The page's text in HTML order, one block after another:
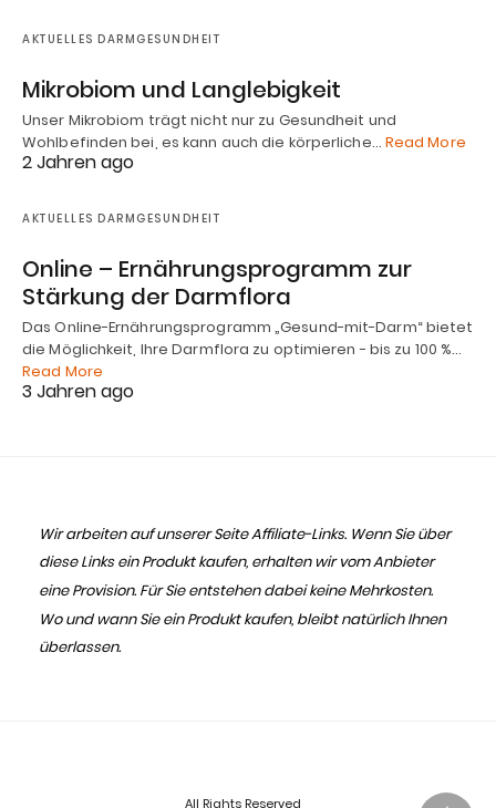
AKTUELLES DARMGESUNDHEIT
Mikrobiom und Langlebigkeit
Unser Mikrobiom trägt nicht nur zu Gesundheit und
Wohlbefinden bei, es kann auch die körperliche… Read More
2 Jahren ago
AKTUELLES DARMGESUNDHEIT
Online – Ernährungsprogramm zur
Stärkung der Darmflora
Das Online-Ernährungsprogramm „Gesund-mit-Darm“ bietet
die Möglichkeit, Ihre Darmflora zu optimieren - bis zu 100 %…
Read More
3 Jahren ago
Wir arbeiten auf unserer Seite Affiliate-Links. Wenn Sie über
diese Links ein Produkt kaufen, erhalten wir vom Anbieter
eine Provision. Für Sie entstehen dabei keine Mehrkosten.
Wo und wann Sie ein Produkt kaufen, bleibt natürlich Ihnen
überlassen.
All Rights Reserved